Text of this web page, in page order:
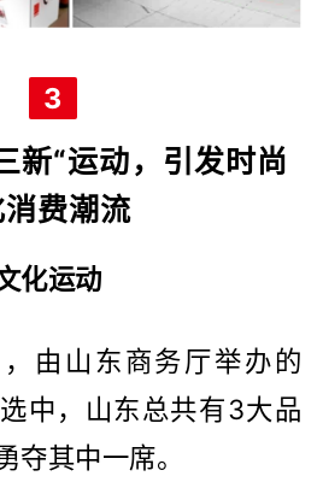
3
新“运动，引发时尚
消费潮流
化运动
由山东商务厅举办的
中，山东总共有3大品
夺其中一席。